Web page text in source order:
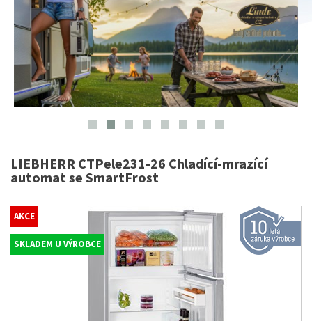
LIEBHERR CTPele231-26 Chladící-mrazící
automat se SmartFrost
AKCE
SKLADEM U VÝROBCE